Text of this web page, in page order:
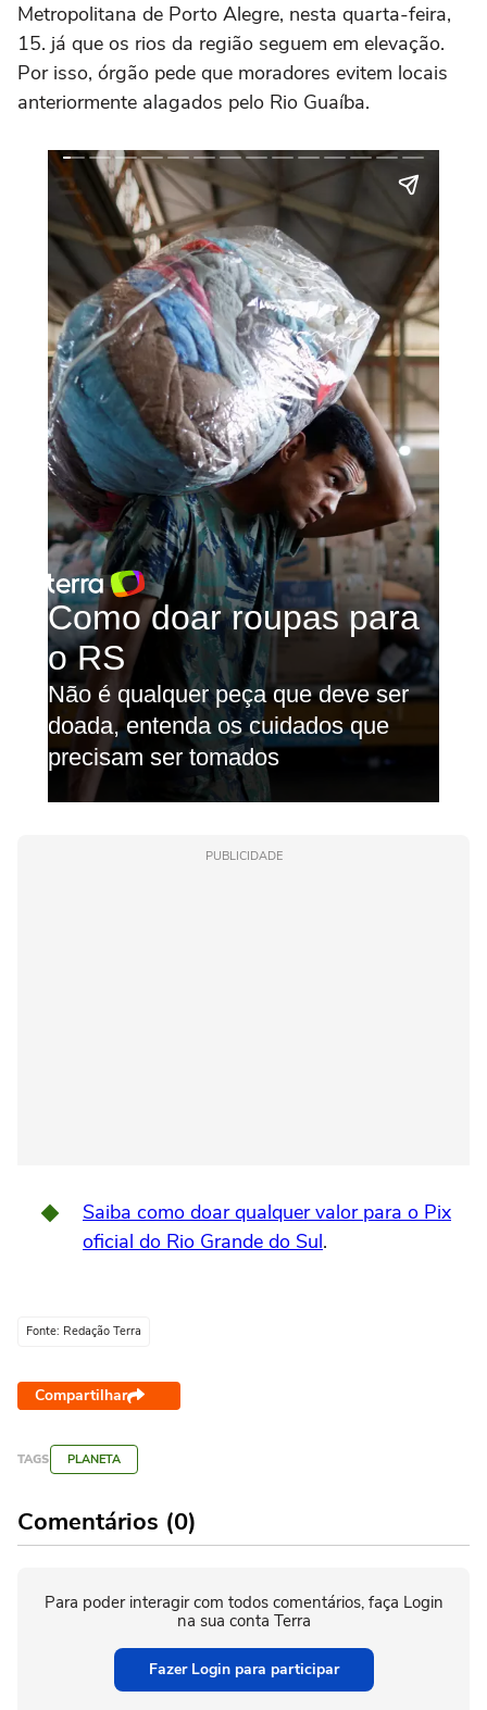
Metropolitana de Porto Alegre, nesta quarta-feira,
15. já que os rios da região seguem em elevação.
Por isso, órgão pede que moradores evitem locais
anteriormente alagados pelo Rio Guaíba.
PUBLICIDADE
Saiba como doar qualquer valor para o Pix
oficial do Rio Grande do Sul.
Fonte: Redação Terra
Compartilhar
TAGS PLANETA
Comentários (0)
Para poder interagir com todos comentários, faça Login
na sua conta Terra
Fazer Login para participar